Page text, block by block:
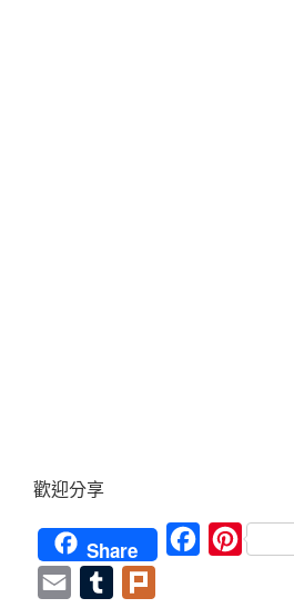
歡迎分享
Share Facebook
Email Tumblr